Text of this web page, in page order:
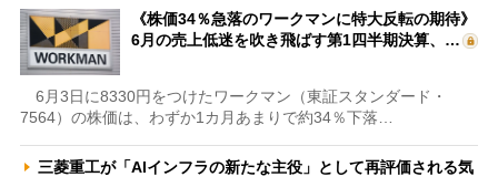
《株価34％急落のワークマンに特大反転の期待》
6月の売上低迷を吹き飛ばす第1四半期決算、…
6月3日に8330円をつけたワークマン（東証スタンダード・
7564）の株価は、わずか1カ月あまりで約34％下落…
三菱重工が「AIインフラの新たな主役」として再評価される気